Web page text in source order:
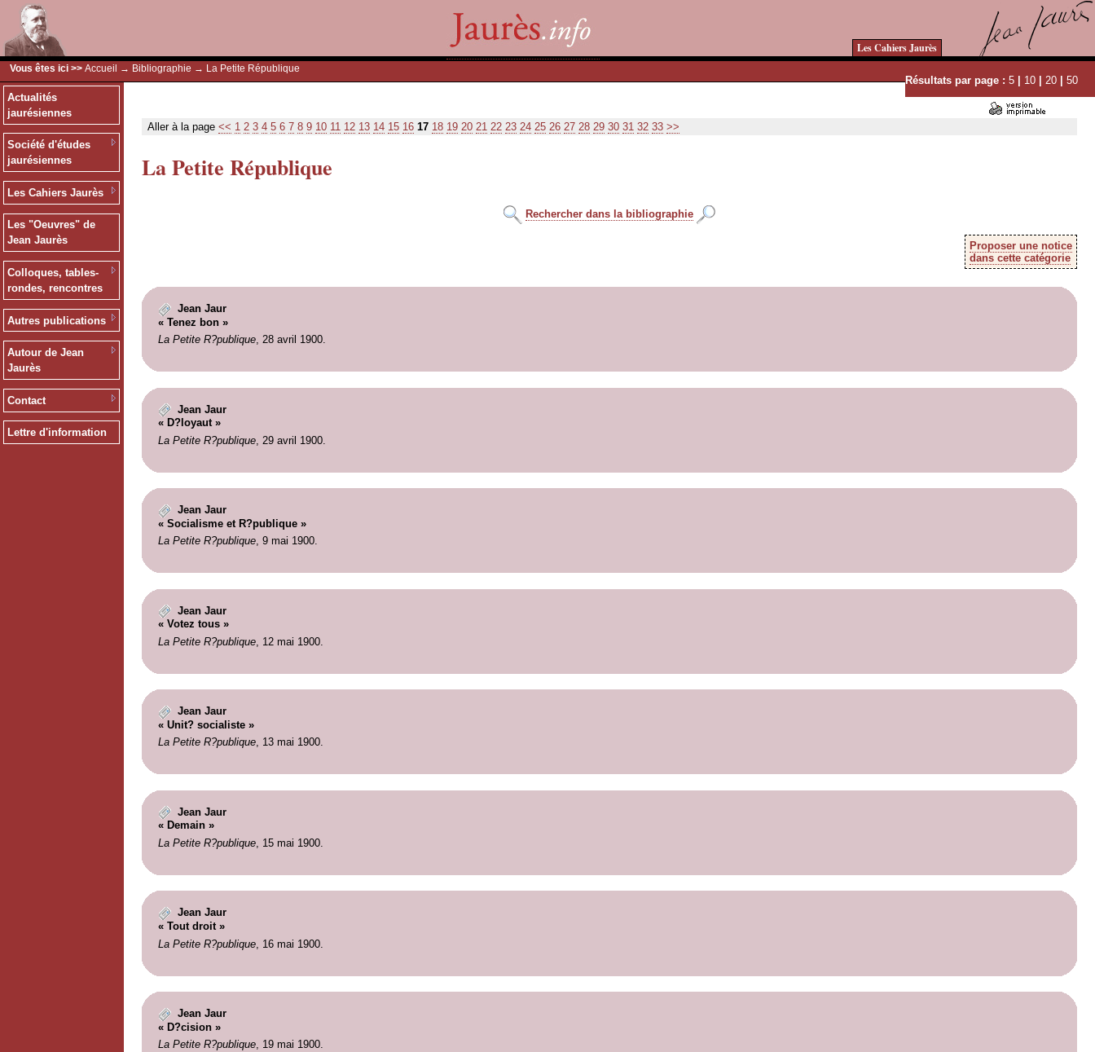
Les Cahiers Jaurès
Vous êtes ici >> Accueil → Bibliographie → La Petite République
Résultats par page : 5 | 10 | 20 | 50
Actualités
jaurésiennes
Société d'études
jaurésiennes
Les Cahiers Jaurès
Les "Oeuvres" de
Jean Jaurès
Colloques, tables-
rondes, rencontres
Autres publications
Autour de Jean
Jaurès
Contact
Lettre d'information
Aller à la page << 1 2 3 4 5 6 7 8 9 10 11 12 13 14 15 16 17 18 19 20 21 22 23 24 25 26 27 28 29 30 31 32 33 >>
La Petite République
Rechercher dans la bibliographie
Proposer une notice
dans cette catégorie
Jean Jaur
« Tenez bon »
La Petite R?publique, 28 avril 1900.
Jean Jaur
« D?loyaut »
La Petite R?publique, 29 avril 1900.
Jean Jaur
« Socialisme et R?publique »
La Petite R?publique, 9 mai 1900.
Jean Jaur
« Votez tous »
La Petite R?publique, 12 mai 1900.
Jean Jaur
« Unit? socialiste »
La Petite R?publique, 13 mai 1900.
Jean Jaur
« Demain »
La Petite R?publique, 15 mai 1900.
Jean Jaur
« Tout droit »
La Petite R?publique, 16 mai 1900.
Jean Jaur
« D?cision »
La Petite R?publique, 19 mai 1900.